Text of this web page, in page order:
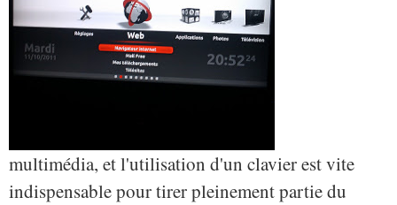
multimédia, et l'utilisation d'un clavier est vite
indispensable pour tirer pleinement partie du